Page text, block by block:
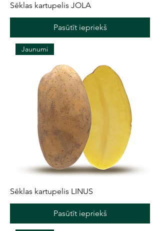
Sēklas kartupelis JOLA
Pasūtīt iepriekš
Jaunumi
Sēklas kartupelis LINUS
Pasūtīt iepriekš